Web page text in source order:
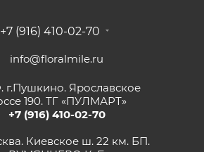
+7 (916) 410-02-70
info@floralmile.ru
г.Пушкино. Ярославское
190. ТГ «ПУЛМАРТ»
+7 (916) 410-02-70
Киевское ш. 22 км. БП.